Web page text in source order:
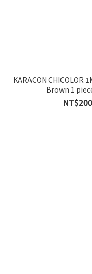
KARACON CHICOLOR
Brown 1
NT$200